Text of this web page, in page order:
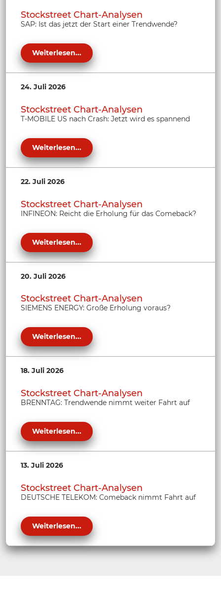
Stockstreet Chart-Analysen
SAP: Ist das jetzt der Start einer Trendwende?
Weiterlesen...
24. Juli 2026
Stockstreet Chart-Analysen
T-MOBILE US nach Crash: Jetzt wird es spannend
Weiterlesen...
22. Juli 2026
Stockstreet Chart-Analysen
INFINEON: Reicht die Erholung für das Comeback?
Weiterlesen...
20. Juli 2026
Stockstreet Chart-Analysen
SIEMENS ENERGY: Große Erholung voraus?
Weiterlesen...
18. Juli 2026
Stockstreet Chart-Analysen
BRENNTAG: Trendwende nimmt weiter Fahrt auf
Weiterlesen...
13. Juli 2026
Stockstreet Chart-Analysen
DEUTSCHE TELEKOM: Comeback nimmt Fahrt auf
Weiterlesen...